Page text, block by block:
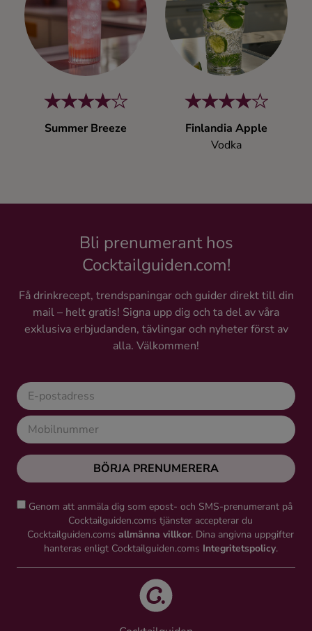
Kaffe
Konjak
Likör
Whisky
Ingredienser
Summer Breeze
Finlandia Apple
Vodka
Bli prenumerant hos
Cocktailguiden.com!
Få drinkrecept, trendspaningar och guider direkt till din
mail – helt gratis! Signa upp dig och ta del av våra
exklusiva erbjudanden, tävlingar och nyheter först av
alla. Välkommen!
BÖRJA PRENUMERERA
Genom att anmäla dig som epost- och SMS-prenumerant på
Cocktailguiden.coms tjänster accepterar du
Cocktailguiden.coms allmänna villkor. Dina angivna uppgifter
hanteras enligt Cocktailguiden.coms Integritetspolicy.